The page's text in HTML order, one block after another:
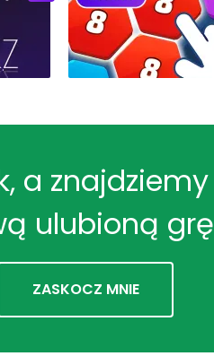
a
ulubioną
ZASKOCZ MNIE